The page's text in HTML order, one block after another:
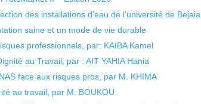
des installations d’eau de l’université de Bejaia
saine et un mode de vie durable
professionnels, par: KAIBA Kamel
au Travail, par : AIT YAHIA Hania
face aux risques pros, par M. KHIMA
au travail, par M. BOUKOU